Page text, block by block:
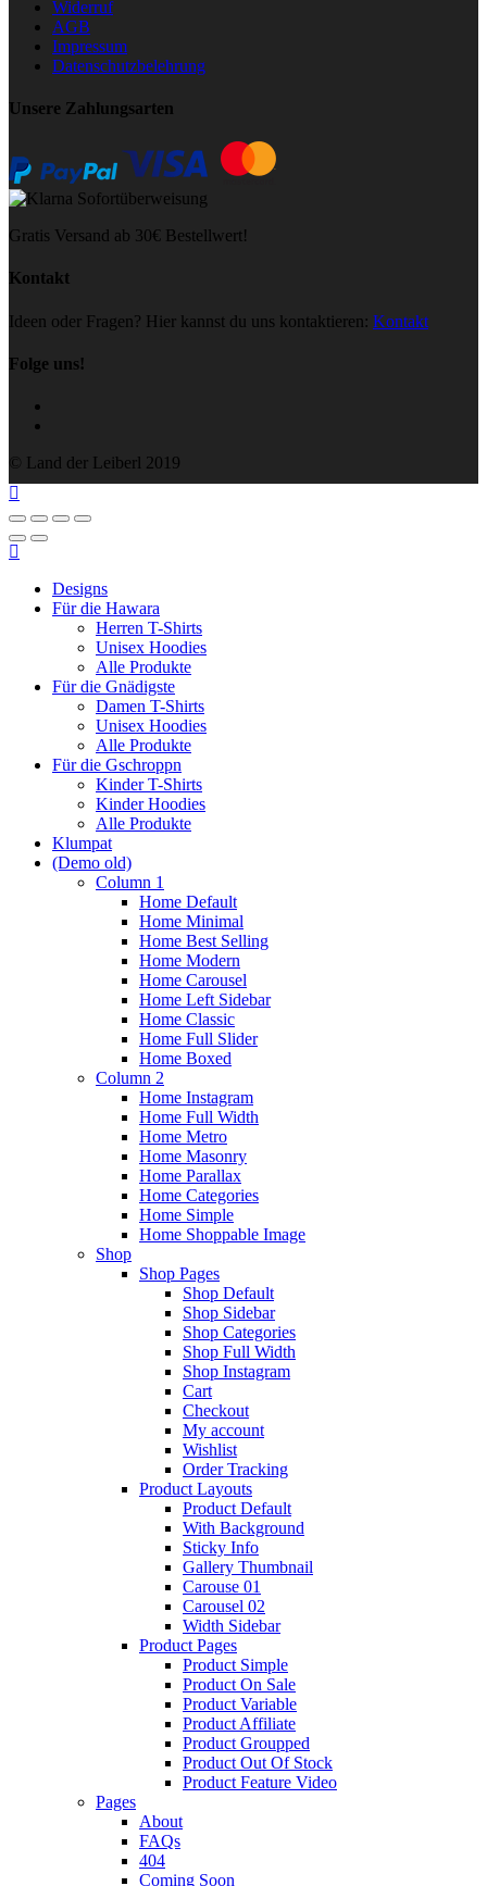
Widerruf
AGB
Impressum
Datenschutzbelehrung
Unsere Zahlungsarten
Gratis Versand ab 30€ Bestellwert!
Kontakt
Ideen oder Fragen? Hier kannst du uns kontaktieren: Kontakt
Folge uns!
© Land der Leiberl 2019
Designs
Für die Hawara
Herren T-Shirts
Unisex Hoodies
Alle Produkte
Für die Gnädigste
Damen T-Shirts
Unisex Hoodies
Alle Produkte
Für die Gschroppn
Kinder T-Shirts
Kinder Hoodies
Alle Produkte
Klumpat
(Demo old)
Column 1
Home Default
Home Minimal
Home Best Selling
Home Modern
Home Carousel
Home Left Sidebar
Home Classic
Home Full Slider
Home Boxed
Column 2
Home Instagram
Home Full Width
Home Metro
Home Masonry
Home Parallax
Home Categories
Home Simple
Home Shoppable Image
Shop
Shop Pages
Shop Default
Shop Sidebar
Shop Categories
Shop Full Width
Shop Instagram
Cart
Checkout
My account
Wishlist
Order Tracking
Product Layouts
Product Default
With Background
Sticky Info
Gallery Thumbnail
Carouse 01
Carousel 02
Width Sidebar
Product Pages
Product Simple
Product On Sale
Product Variable
Product Affiliate
Product Groupped
Product Out Of Stock
Product Feature Video
Pages
About
FAQs
404
Coming Soon